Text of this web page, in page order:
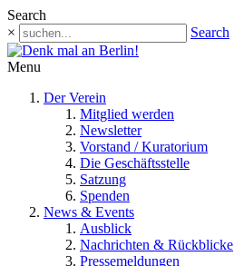
Search
×
Search
Menu
Der Verein
Mitglied werden
Newsletter
Vorstand / Kuratorium
Die Geschäftsstelle
Satzung
Spenden
News & Events
Ausblick
Nachrichten & Rückblicke
Pressemeldungen